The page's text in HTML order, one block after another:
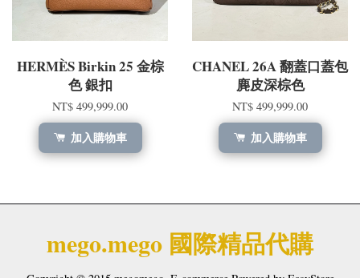
HERMÈS Birkin 25 金棕
色 銀扣
NT$ 499,999.00
加入購物車
CHANEL 26A 翻蓋口蓋包
麂皮深棕色
NT$ 499,999.00
加入購物車
mego.mego 國際精品代購